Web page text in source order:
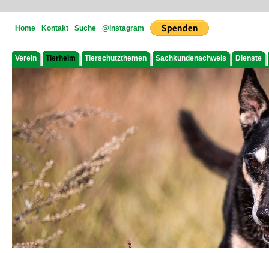
Home Kontakt Suche @instagram
Verein Tierheim Tierschutzthemen Sachkundenachweis Dienste